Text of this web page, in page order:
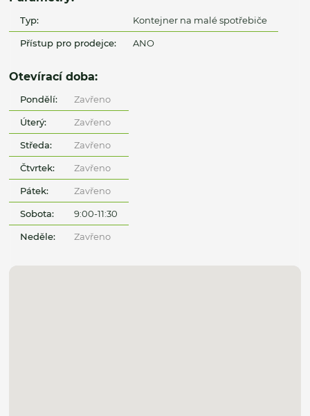
Typ: Kontejner na malé spotřebiče
Přístup pro prodejce: ANO
Otevírací doba:
Pondělí: Zavřeno
Úterý: Zavřeno
Středa: Zavřeno
Čtvrtek: Zavřeno
Pátek: Zavřeno
Sobota: 9:00-11:30
Neděle: Zavřeno